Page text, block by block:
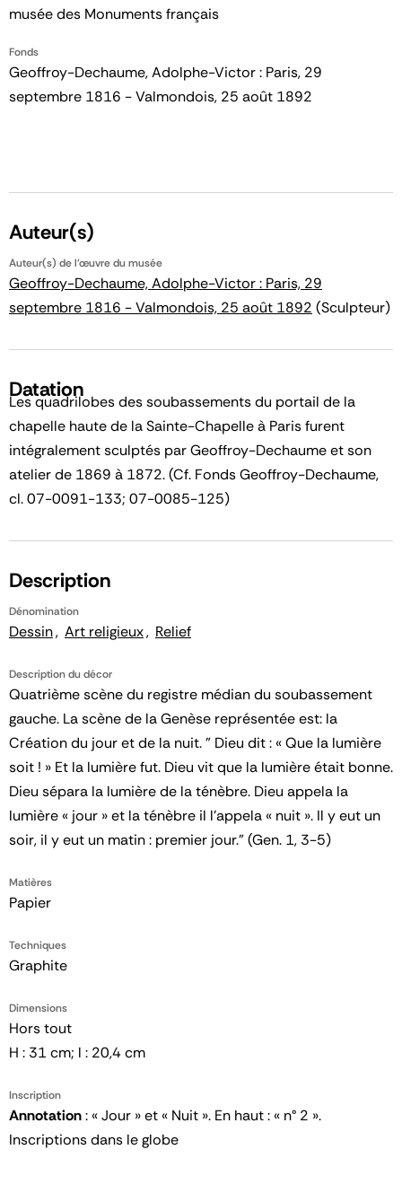
musée des Monuments français
Fonds
Geoffroy-Dechaume, Adolphe-Victor : Paris, 29
septembre 1816 - Valmondois, 25 août 1892
Auteur(s)
Auteur(s) de l'œuvre du musée
Geoffroy-Dechaume, Adolphe-Victor : Paris, 29
septembre 1816 - Valmondois, 25 août 1892 (Sculpteur)
Datation
Les quadrilobes des soubassements du portail de la
chapelle haute de la Sainte-Chapelle à Paris furent
intégralement sculptés par Geoffroy-Dechaume et son
atelier de 1869 à 1872. (Cf. Fonds Geoffroy-Dechaume,
cl. 07-0091-133; 07-0085-125)
Description
Dénomination
Dessin Art religieux Relief
Description du décor
Quatrième scène du registre médian du soubassement
gauche. La scène de la Genèse représentée est: la
Création du jour et de la nuit. " Dieu dit : « Que la lumière
soit ! » Et la lumière fut. Dieu vit que la lumière était bonne.
Dieu sépara la lumière de la ténèbre. Dieu appela la
lumière « jour » et la ténèbre il l’appela « nuit ». Il y eut un
soir, il y eut un matin : premier jour." (Gen. 1, 3-5)
Matières
Papier
Techniques
Graphite
Dimensions
Hors tout
H : 31 cm; l : 20,4 cm
Inscription
Annotation: « Jour » et « Nuit ». En haut : « n° 2 ».
Inscriptions dans le globe